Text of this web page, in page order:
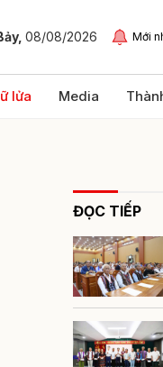
08/08/2026 Mới
lửa Media
ĐỌC TIẾP
Gửi